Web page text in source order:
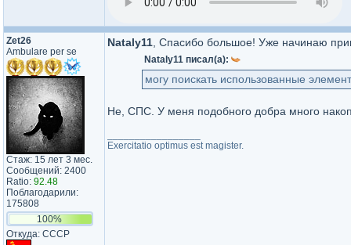
Zet26
Ambulare per se
Стаж: 15 лет 3 мес.
Сообщений: 2400
Ratio: 92.48
Поблагодарили:
175808
100%
Откуда: СССР
Nataly11 , Спасибо большое! Уже начинаю
Nataly11 писал(а):
могу поискать использованные
Не, СПС. У меня подобного добра много
Exercitatio optimus est magister.